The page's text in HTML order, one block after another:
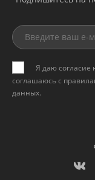
Я даю согласие
соглашаюсь с
данных.